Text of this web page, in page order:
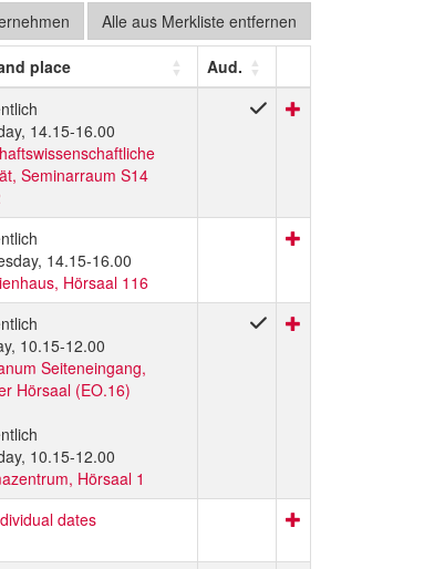
Alle aus Merkliste entfernen
place
Aud.
14.15-16.00
Seminarraum S14
14.15-16.00
Hörsaal 116
10.15-12.00
Seiteneingang,
Hörsaal (EO.16)
10.15-12.00
Hörsaal 1
dates